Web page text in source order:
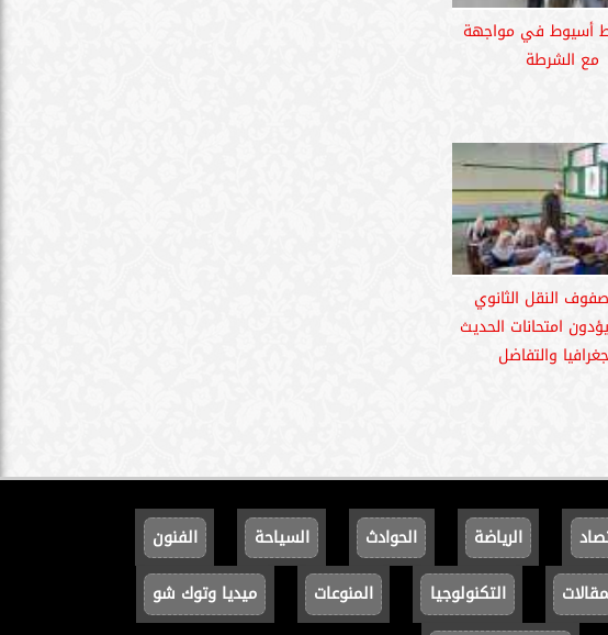
أسيوط في مواجهة
مع الشرطة
النقل الثانوي
امتحانات الحديث
والتفاضل
الرياضة الحوادث السياحة
الفنون
التكنولوجيا المنوعات
ميديا وتوك شو